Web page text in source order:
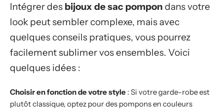
Intégrer des bijoux de sac pompon dans votre
look peut sembler complexe, mais avec
quelques conseils pratiques, vous pourrez
facilement sublimer vos ensembles. Voici
quelques idées :
Choisir en fonction de votre style : Si votre garde-robe est
plutôt classique, optez pour des pompons en couleurs